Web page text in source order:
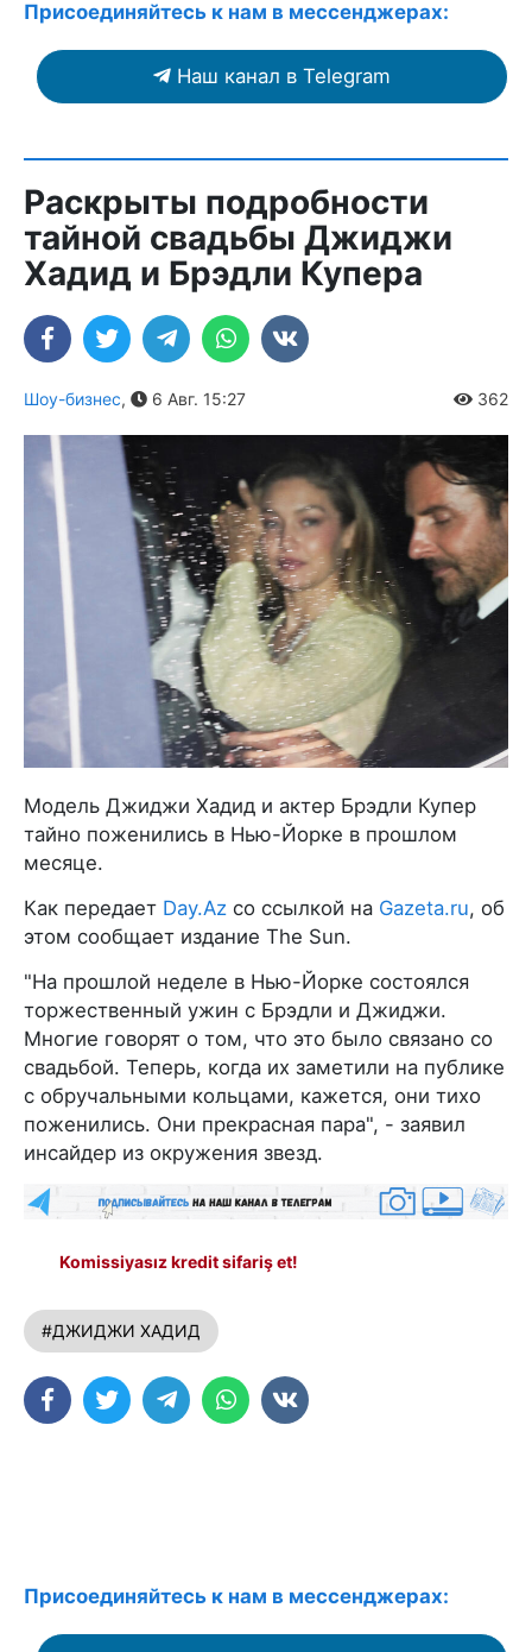
Присоединяйтесь к нам в мессенджерах:
Наш канал в Telegram
Раскрыты подробности
тайной свадьбы Джиджи
Хадид и Брэдли Купера
Шоу-бизнес, 6 Авг. 15:27 362
Модель Джиджи Хадид и актер Брэдли Купер
тайно поженились в Нью-Йорке в прошлом
месяце.
Как передает Day.Az со ссылкой на Gazeta.ru, об
этом сообщает издание The Sun.
"На прошлой неделе в Нью-Йорке состоялся
торжественный ужин с Брэдли и Джиджи.
Многие говорят о том, что это было связано со
свадьбой. Теперь, когда их заметили на публике
с обручальными кольцами, кажется, они тихо
поженились. Они прекрасная пара", - заявил
инсайдер из окружения звезд.
Komissiyasız kredit sifariş et!
#ДЖИДЖИ ХАДИД
Присоединяйтесь к нам в мессенджерах: